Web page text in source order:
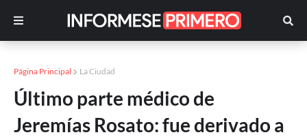
Página Principal La Ciudad
Último parte médico de
Jeremías Rosato: fue derivado a